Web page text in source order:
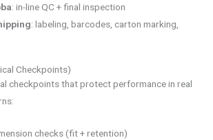
: in-line QC + final inspection
: labeling, barcodes, carton marking,
Checkpoints)
checkpoints that protect performance in real
checks (fit + retention)